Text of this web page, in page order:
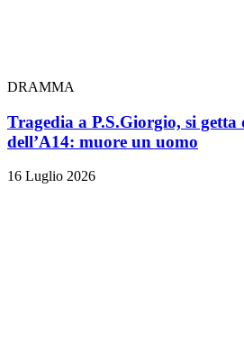
DRAMMA
Tragedia a P.S.Giorgio, si getta
dell’A14: muore un uomo
16 Luglio 2026